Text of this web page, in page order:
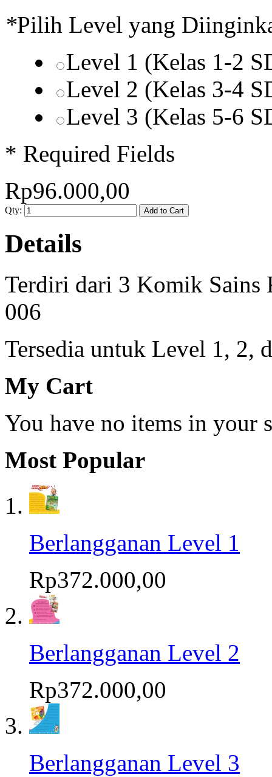
*Pilih Level yang
Level 1 (Kelas 1-2
Level 2 (Kelas 3-4
Level 3 (Kelas 5-6
* Required Fields
Rp96.000,00
Qty: Add to Cart
Details
Terdiri dari 3 Komik Sains
006
Tersedia untuk Level 1, 2,
My Cart
You have no items in your
Most Popular
Berlangganan Level 1
Rp372.000,00
Berlangganan Level 2
Rp372.000,00
Berlangganan Level 3